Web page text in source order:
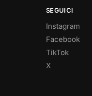
SEGUICI
Instagram
Facebook
TikTok
X